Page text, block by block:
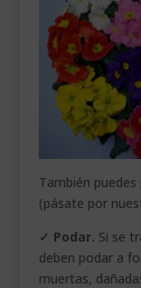
También
(pásate por
✓ Podar. Si se
deben podar a
muertas,